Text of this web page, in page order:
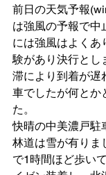
前日の天気予報
は強風の予報で中
には強風はよくあ
験があり決行とし
滞により到着が遅
車でしたが何とか
た。
快晴の中美濃戸駐
林道は雪が有りま
で1時間ほど歩い